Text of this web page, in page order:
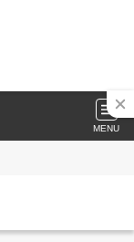
MENU